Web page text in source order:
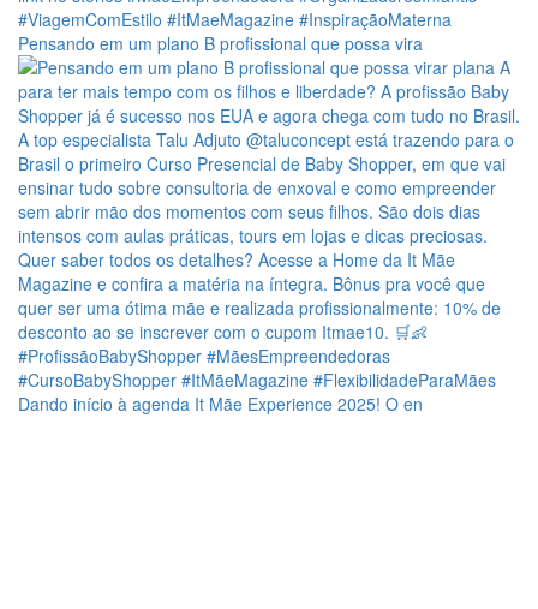
Pensando em um plano B profissional que possa vira
Dando início à agenda It Mãe Experience 2025! O en